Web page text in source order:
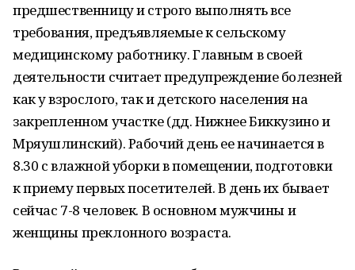
предшественницу и строго выполнять все
требования, предъявляемые к сельскому
медицинскому работнику. Главным в своей
деятельности считает предупреждение болезней
как у взрослого, так и детского населения на
закрепленном участке (дд. Нижнее Биккузино и
Мряушлинский). Рабочий день ее начинается в
8.30 с влажной уборки в помещении, подготовки
к приему первых посетителей. В день их бывает
сейчас 7-8 человек. В основном мужчины и
женщины преклонного возраста.